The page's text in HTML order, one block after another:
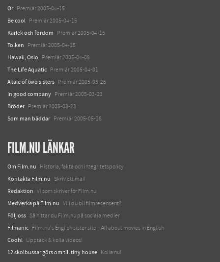
Or Premiär 2005-04-15
Be cool Premiär 2005-04-15
Kärlek och fördom Premiär 2005-04-15
Tolken Premiär 2005-04-15
Hawaii, Oslo Premiär 2005-04-08
The Life Aquatic Premiär 2005-04-01
A tale of two sisters Premiär 2005-03-25
In good company Premiär 2005-03-23
Bröder Premiär 2005-03-23
Som man bäddar Premiär 2005-05-18
FILM.NU LÄNKAR
Om Film.nu Historia, fakta och integritetspolicy
Kontakta Film.nu Skriv ett mail
Redaktion Vi som skriver för Film.nu
Medverka på Film.nu Vill du bli filmrecensent?
Följ oss Så hittar du Film.nu på sociala medier
Filmanic Film.nu's English sister site – All about movies in English
Coohl Upptäck & kolla videos!
12 skolbussar görs om till tiny house Kolla nu!